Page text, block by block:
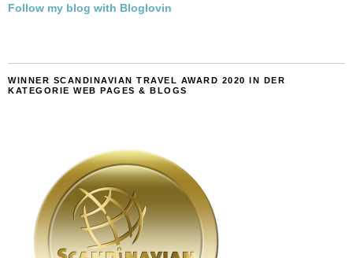
Follow my blog with Bloglovin
WINNER SCANDINAVIAN TRAVEL AWARD 2020 IN DER
KATEGORIE WEB PAGES & BLOGS